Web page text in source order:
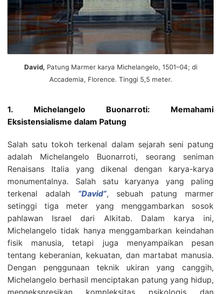
David, Patung Marmer karya Michelangelo, 1501–04; di
Accademia, Florence. Tinggi 5,5 meter.
1. Michelangelo Buonarroti: Memahami
Eksistensialisme dalam Patung
Salah satu tokoh terkenal dalam sejarah seni patung
adalah Michelangelo Buonarroti, seorang seniman
Renaisans Italia yang dikenal dengan karya-karya
monumentalnya. Salah satu karyanya yang paling
terkenal adalah “David”, sebuah patung marmer
setinggi tiga meter yang menggambarkan sosok
pahlawan Israel dari Alkitab. Dalam karya ini,
Michelangelo tidak hanya menggambarkan keindahan
fisik manusia, tetapi juga menyampaikan pesan
tentang keberanian, kekuatan, dan martabat manusia.
Dengan penggunaan teknik ukiran yang canggih,
Michelangelo berhasil menciptakan patung yang hidup,